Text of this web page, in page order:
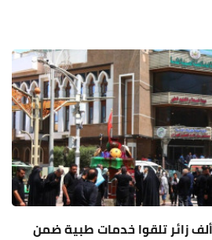
مدار (7) ايام.. (29) ألف زائر تلقوا خدمات طبية ضمن